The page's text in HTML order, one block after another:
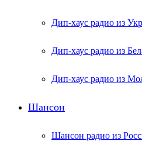
Дип-хаус радио из
Дип-хаус радио из
Дип-хаус радио из
Шансон
Шансон радио из